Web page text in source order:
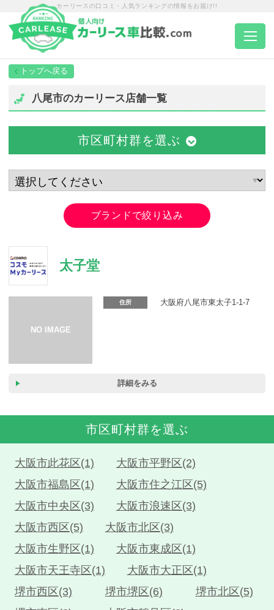
カーリースの口コミ・人気ランキングの情報をお届け!!
トップページ
エリア別ランキング
エリア別店舗一覧
カーリース体験談
八尾市のカーリース店舗一覧
市区町村群を選ぶ
ブランドで絞り込み
太子堂
住所 大阪府八尾市東太子1-1-7
詳細をみる
市区町村群を選ぶ
大阪市此花区(1)
大阪市平野区(2)
大阪市福島区(1)
大阪市住之江区(5)
大阪市中央区(3)
大阪市浪速区(3)
大阪市西区(5)
大阪市北区(3)
大阪市生野区(1)
大阪市東成区(1)
大阪市天王寺区(1)
大阪市大正区(1)
堺市西区(3)
堺市堺区(6)
堺市北区(5)